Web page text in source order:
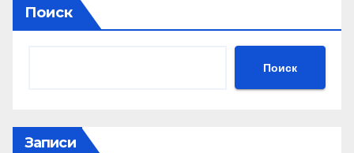
Поиск
Поиск
Записи